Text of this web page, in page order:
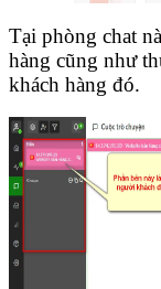
Tại phòng chat
hàng cũng như
khách hàng đó.